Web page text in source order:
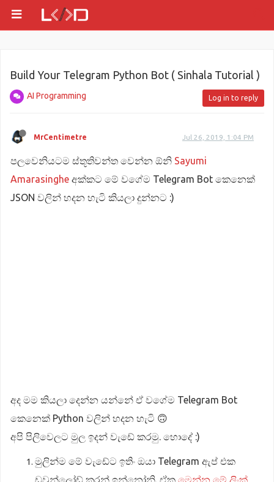
Build Your Telegram Python Bot ( Sinhala Tutorial )
AI Programming Log in to reply
MrCentimetre Jul 26, 2019, 1:04 PM
පලවෙනියටම ස්තූතිවන්ත වෙන්න ඕනි Sayumi
Amarasinghe අක්කට මේ වගේම Telegram Bot කෙනෙක්
JSON වලින් හදන හැටි කියලා දුන්නට :)
අද මම කියලා දෙන්න යන්නේ ඒ වගේම Telegram Bot
කෙනෙක් Python වලින් හදන හැටි 🙃
අපි පිලිවෙලට මුල ඉදන් වැඩේ කරමු. හොදේ :)
මුලින්ම මේ වැඩේට ඉතිං ඔයා Telegram ඇප් එක
ඩවුන්ලෝඩ් කරන් ඉන්නෝනි. ඒක මෙන්න මේ ලිංක්